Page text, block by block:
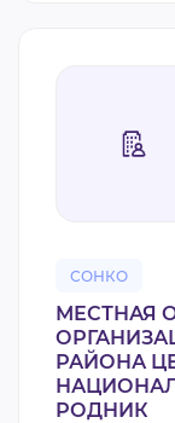
СОНКО
МЕСТНАЯ
РАЙОНА
РОДНИК